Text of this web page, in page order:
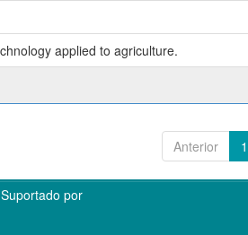
applied to agriculture.
Anterior 1
Suportado por